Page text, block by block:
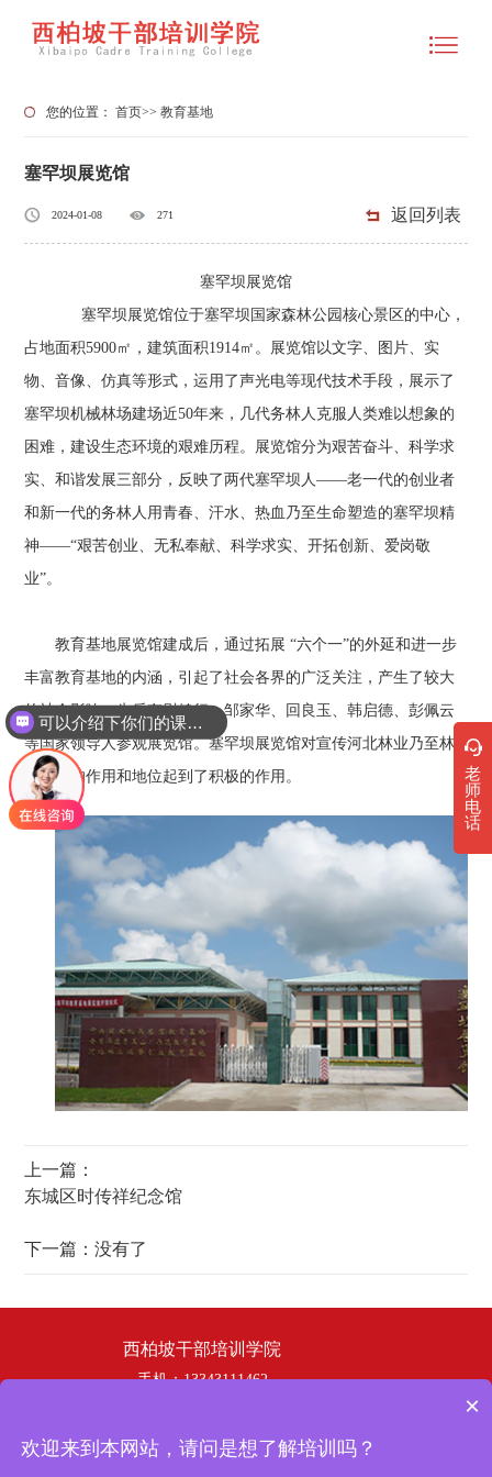
您的位置：首页>>教育基地
塞罕坝展览馆
2024-01-08 271 返回列表
塞罕坝展览馆
塞罕坝展览馆位于塞罕坝国家森林公园核心景区的中心，
占地面积5900㎡，建筑面积1914㎡。展览馆以文字、图片、实
物、音像、仿真等形式，运用了声光电等现代技术手段，展示了
塞罕坝机械林场建场近50年来，几代务林人克服人类难以想象的
困难，建设生态环境的艰难历程。展览馆分为艰苦奋斗、科学求
实、和谐发展三部分，反映了两代塞罕坝人——老一代的创业者
和新一代的务林人用青春、汗水、热血乃至生命塑造的塞罕坝精
神——“艰苦创业、无私奉献、科学求实、开拓创新、爱岗敬
业”。
教育基地展览馆建成后，通过拓展 “六个一”的外延和进一步
丰富教育基地的内涵，引起了社会各界的广泛关注，产生了较大
的社会影响。先后有尉健行、邹家华、回良玉、韩启德、彭佩云
等国家领导人参观展览馆。塞罕坝展览馆对宣传河北林业乃至林
业行业的作用和地位起到了积极的作用。
上一篇：
东城区时传祥纪念馆
下一篇：没有了
西柏坡干部培训学院
手机：13343111462
地址：西柏坡干部培训学院
老
师
电
话
×
欢迎来到本网站，请问是想了解培训吗？